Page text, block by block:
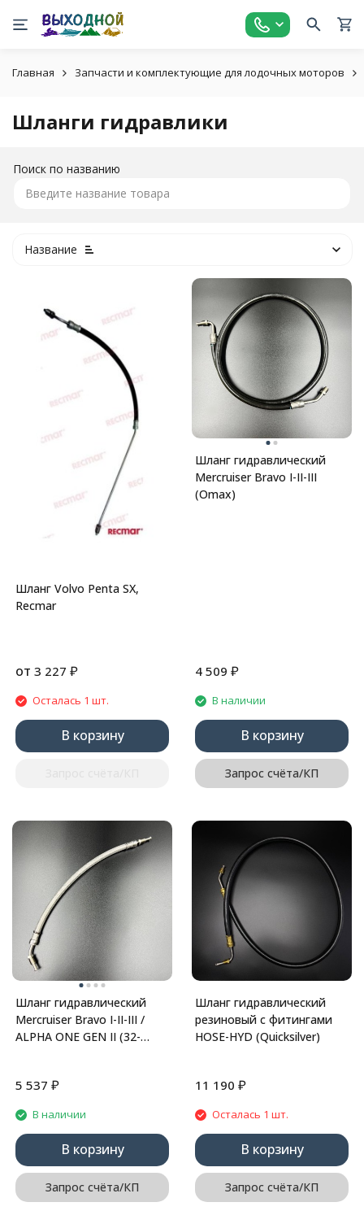
Главная Запчасти и комплектующие для лодочных моторов
Шланги гидравлики
Поиск по названию
Название
Шланг Volvo Penta SX,
Recmar
от 3 227 ₽
Осталась 1 шт.
В корзину
Шланг гидравлический
Mercruiser Bravo I-II-III
(Omax)
4 509 ₽
В наличии
В корзину
Запрос счёта/КП
Шланг гидравлический
Mercruiser Bravo I-II-III /
ALPHA ONE GEN II (32-
5 537 ₽
В наличии
В корзину
Запрос счёта/КП
Шланг гидравлический
резиновый с фитингами
HOSE-HYD (Quicksilver)
11 190 ₽
Осталась 1 шт.
В корзину
Запрос счёта/КП